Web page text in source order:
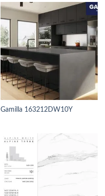
Gamilla 163212DW10Y